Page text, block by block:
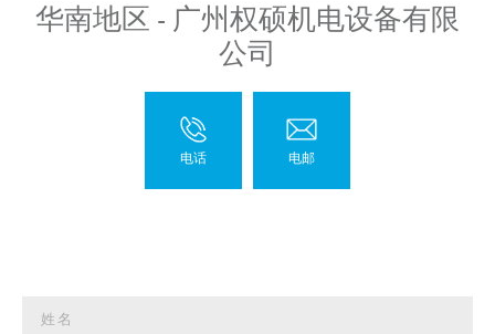
华南地区 - 广州权硕机电设备有限
公司